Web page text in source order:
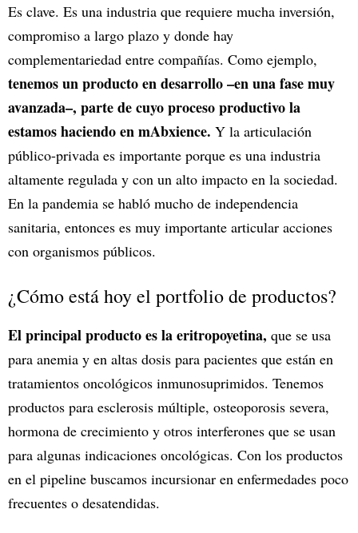
Es clave. Es una industria que requiere mucha inversión,
compromiso a largo plazo y donde hay
complementariedad entre compañías. Como ejemplo,
tenemos un producto en desarrollo –en una fase muy
avanzada–, parte de cuyo proceso productivo la
estamos haciendo en mAbxience. Y la articulación
público-privada es importante porque es una industria
altamente regulada y con un alto impacto en la sociedad.
En la pandemia se habló mucho de independencia
sanitaria, entonces es muy importante articular acciones
con organismos públicos.
¿Cómo está hoy el portfolio de productos?
El principal producto es la eritropoyetina, que se usa
para anemia y en altas dosis para pacientes que están en
tratamientos oncológicos inmunosuprimidos. Tenemos
productos para esclerosis múltiple, osteoporosis severa,
hormona de crecimiento y otros interferones que se usan
para algunas indicaciones oncológicas. Con los productos
en el pipeline buscamos incursionar en enfermedades poco
frecuentes o desatendidas.